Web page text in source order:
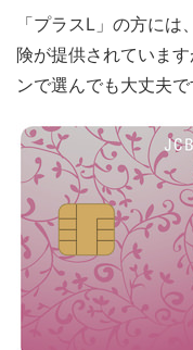
「プラスL」の方に
険が提供されていま
ンで選んでも大丈夫で